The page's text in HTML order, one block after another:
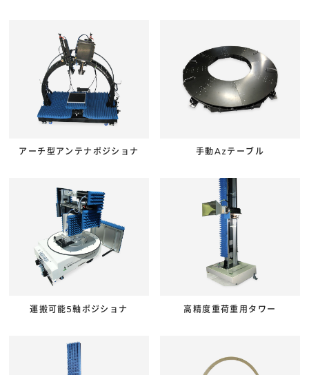
アーチ型アンテナポジショナ 手動Azテーブル
運搬可能5軸ポジショナ 高精度重荷重用タワー